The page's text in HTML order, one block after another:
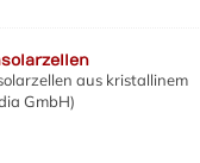
aus kristallinem
GmbH)